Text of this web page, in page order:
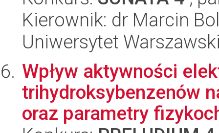
Kierownik: dr Marcin
Uniwersytet
Wpływ aktywności
trihydroksybenzenów
oraz parametry